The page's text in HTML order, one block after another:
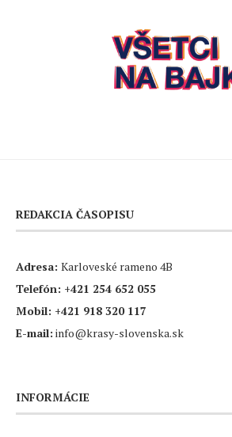
REDAKCIA ČASOPISU
Adresa: Karloveské rameno 4B
Telefón: +421 254 652 055
Mobil: +421 918 320 117
E-mail: info@krasy-slovenska.sk
INFORMÁCIE